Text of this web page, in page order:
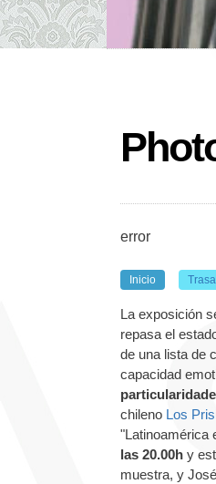
error
Inicio
La exposición
repasa el
de una lista de
capacidad
chileno Los
"Latinoamérica
las 20.00h y
muestra, y